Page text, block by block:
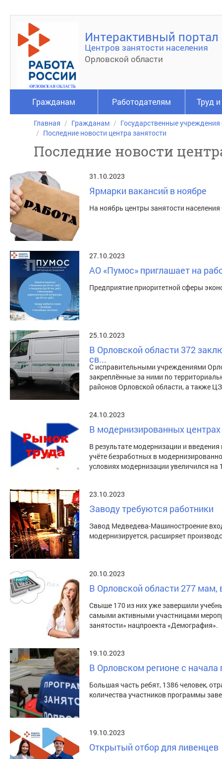
Интерактивный портал
Центров занятости населения
Орловской области
Гражданам Работодателям Труд
Главная Гражданам
Государственные
Последние новости центра занятости
Последние новости
31.10.2023
Ярмарки вакансий в ноябре
На ноябрь центры занятости
27.10.2023
АО «Пумос» приглашает на
Предприятие приоритетной сферы
25.10.2023
В Орловской области 372
св...
С исправительными учреждениями
закреплённые за ними по
районов Орловской области, а также
24.10.2023
В модернизированных
В результате модернизации и
учёте безработных в
условиях модернизации увеличился на
23.10.2023
Заводу требуются работники
Завод Медведева-Машиностроение
модернизируется, расширяет
20.10.2023
В Орловской области 277
Свыше 170 из них уже завершили
самыми активными участницами
занятости» нацпроекта «Демография».
19.10.2023
В Орловском регионе с
Большая часть ребят, 1386 человек,
количества участников программы
19.10.2023
Открытый отбор для ливенцев